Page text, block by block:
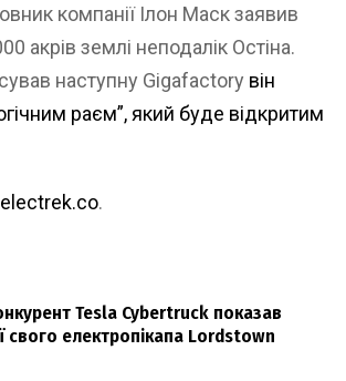
компанії Ілон Маск заявив
акрів землі неподалік Остіна.
наступну Gigafactory він
раєм”, який буде відкритим
electrek.co.
Tesla Cybertruck показав
свого електропікапа Lordstown